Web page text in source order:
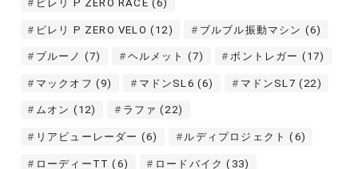
ピレリ P ZERO RACE (6)
ピレリ P ZERO VELO (12) ブルブル振動マシン (6)
ブルーノ (7) ヘルメット (7) ボントレガー (17)
マックオフ (9) マドンSL6 (6) マドンSL7 (22)
ムオン (12) ラファ (22)
リアビューレーダー (6) ルディプロジェクト (6)
ローディーTT (6) ロードバイク (33)